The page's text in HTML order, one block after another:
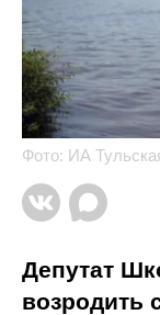
Фото: ИА
Депутат
возродить